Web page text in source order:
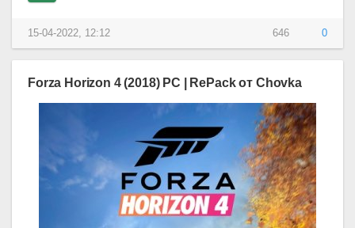
646 0
15-04-2022, 12:12
Forza Horizon 4 (2018) PC | RePack от Chovka